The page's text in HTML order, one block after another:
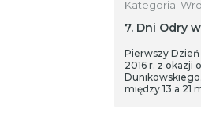
Kategoria:
7. Dni Odry
Pierwszy Dzień
2016 r. z okazji
między 13 a 21